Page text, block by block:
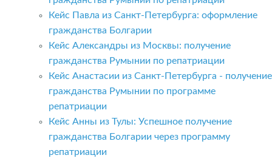
Кейс Павла из Санкт-Петербурга: оформление
гражданства Болгарии
Кейс Александры из Москвы: получение
гражданства Румынии по репатриации
Кейс Анастасии из Санкт-Петербурга - получение
гражданства Румынии по программе
репатриации
Кейс Анны из Тулы: Успешное получение
гражданства Болгарии через программу
репатриации